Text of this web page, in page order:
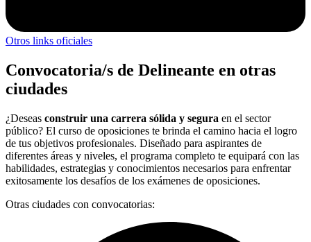
Otros links oficiales
Convocatoria/s de Delineante en otras
ciudades
¿Deseas construir una carrera sólida y segura en el sector
público? El curso de oposiciones te brinda el camino hacia el logro
de tus objetivos profesionales. Diseñado para aspirantes de
diferentes áreas y niveles, el programa completo te equipará con las
habilidades, estrategias y conocimientos necesarios para enfrentar
exitosamente los desafíos de los exámenes de oposiciones.
Otras ciudades con convocatorias: